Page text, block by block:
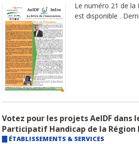
Le numéro 21 de la
est disponible .
Votez pour les projets AeIDF dans
Participatif Handicap de la Région
ÉTABLISSEMENTS & SERVICES